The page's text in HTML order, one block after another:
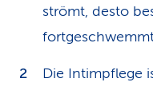
strömt, desto
Die Intimpflege